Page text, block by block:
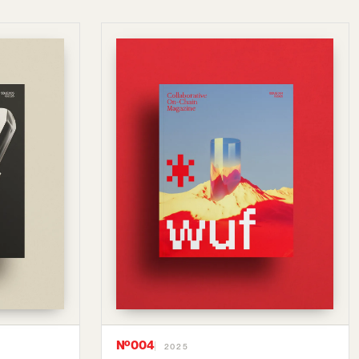
Nº004 2025